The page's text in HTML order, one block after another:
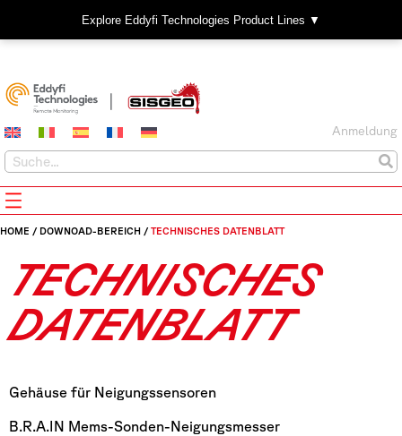
Explore Eddyfi Technologies Product Lines ▼
Anmeldung
HOME / DOWNOAD-BEREICH / TECHNISCHES DATENBLATT
TECHNISCHES
DATENBLATT
Gehäuse für Neigungssensoren
B.R.A.IN Mems-Sonden-Neigungsmesser